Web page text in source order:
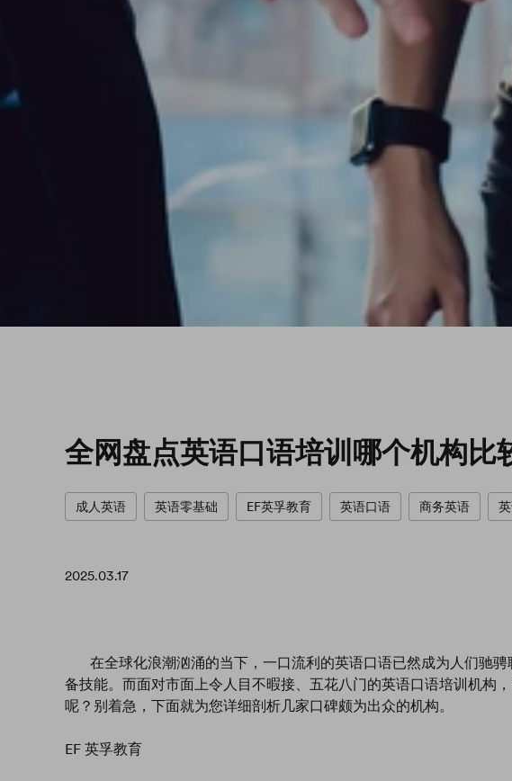
全网盘点英语口语培训哪个机构比
成人英语 英语零基础 EF英孚教育 英语口语 商务英语
2025.03.17
在全球化浪潮汹涌的当下，一口流利的英语口语已然成为人们驰骋
备技能。而面对市面上令人目不暇接、五花八门的英语口语培训机构
呢？别着急，下面就为您详细剖析几家口碑颇为出众的机构。
EF 英孚教育